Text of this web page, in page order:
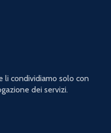
li condividiamo solo con
dei servizi.